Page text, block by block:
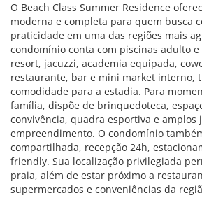
O Beach Class Summer Residence
moderna e completa para quem busca
praticidade em uma das regiões mais
condomínio conta com piscinas adulto
resort, jacuzzi, academia equipada,
restaurante, bar e mini market interno,
comodidade para a estadia. Para
família, dispõe de brinquedoteca,
convivência, quadra esportiva e amplos
empreendimento. O condomínio
compartilhada, recepção 24h,
friendly. Sua localização privilegiada
praia, além de estar próximo a
supermercados e conveniências da